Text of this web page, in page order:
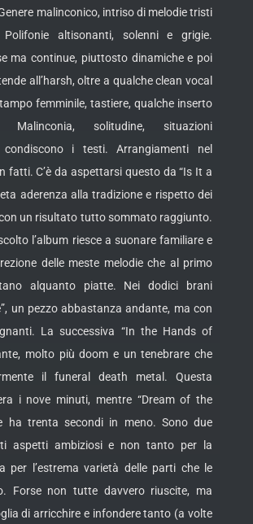
malinconico, intriso di melodie tristi
altisonanti, solenni e grigie.
ma continue, piuttosto dinamiche e poi
all’harsh, oltre a qualche clean vocal
femminile, tastiere, qualche inserto
solitudine, situazioni
condiscono i testi. Arrangiamenti nel
fatti. C’è da aspettarsi questo da “Is It a
aderenza alla tradizione e rispetto dei
un risultato tutto sommato raggiunto.
l’album riesce a suonare familiare e
delle meste melodie che al primo
alquanto piatte. Nei dodici brani
un pezzo abbastanza andante, ma con
La successiva “In the Hands of
molto più doom e un tenebrare che
il funeral death metal. Questa
i nove minuti, mentre “Dream of the
ha trenta secondi in meno. Sono due
aspetti ambiziosi e non tanto per la
per l’estrema varietà delle parti che le
Forse non tutte davvero riuscite, ma
di arricchire e infondere tanto (a volte